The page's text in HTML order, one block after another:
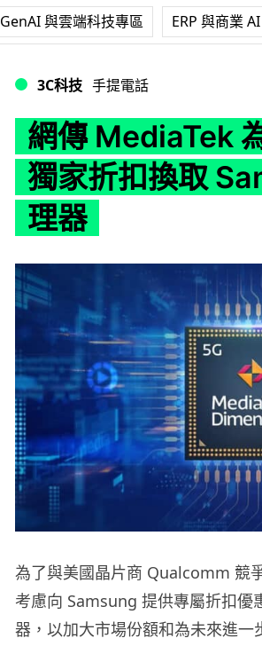
GenAI 與雲端科技專區 ERP 與商業
3C科技 手提電話
網傳 MediaTek
獨家折扣換取
理器
為了與美國晶片商 Qualcomm 競
考慮向 Samsung 提供專屬折扣優
器，以加大市場份額和為未來進